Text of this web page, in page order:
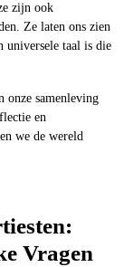
zijn ook
Ze laten ons zien
universele taal is die
onze samenleving
en
we de wereld
Vragen